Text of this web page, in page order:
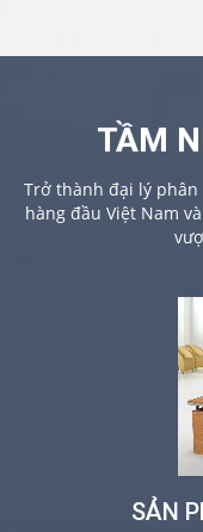
TẦM
Trở thành đại lý
hàng đầu Việt Nam
SẢN